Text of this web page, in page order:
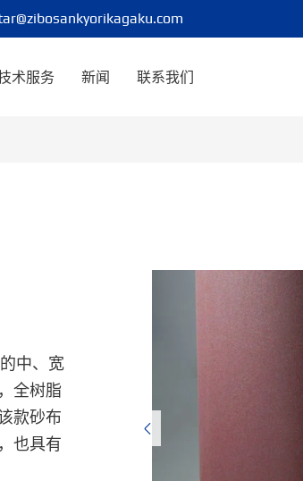
术服务 新闻 联系我们
中、宽
全树脂
款砂布
也具有
